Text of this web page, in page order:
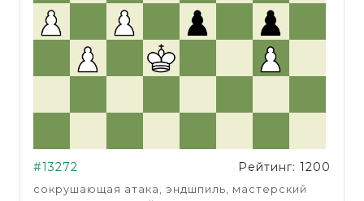
#13272 Рейтинг: 1200
сокрушающая атака, эндшпиль, мастерский